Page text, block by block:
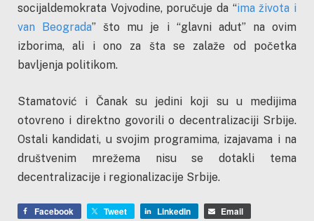
socijaldemokrata Vojvodine, poručuje da “ima života i
van Beograda” što mu je i “glavni adut” na ovim
izborima, ali i ono za šta se zalaže od početka
bavljenja politikom.
Stamatović i Čanak su jedini koji su u medijima
otovreno i direktno govorili o decentralizaciji Srbije.
Ostali kandidati, u svojim programima, izajavama i na
društvenim mrežema nisu se dotakli tema
decentralizacije i regionalizacije Srbije.
Facebook Tweet LinkedIn Email